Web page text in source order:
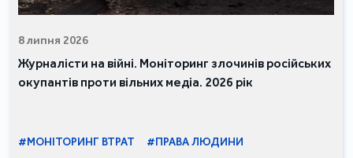
8 липня 2026
Журналісти на війні. Моніторинг злочинів російських
окупантів проти вільних медіа. 2026 рік
#МОНІТОРИНГ ВТРАТ #ПРАВА ЛЮДИНИ